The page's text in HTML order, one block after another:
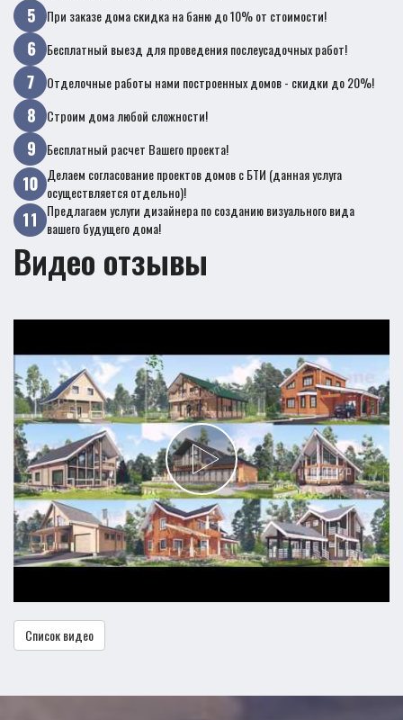
При заказе дома скидка на баню до 10% от стоимости!
Бесплатный выезд для проведения послеусадочных работ!
Отделочные работы нами построенных домов - скидки до 20%!
Строим дома любой сложности!
Бесплатный расчет Вашего проекта!
Делаем согласование проектов домов с БТИ (данная услуга
осуществляется отдельно)!
Предлагаем услуги дизайнера по созданию визуального вида
вашего будущего дома!
Видео отзывы
Список видео